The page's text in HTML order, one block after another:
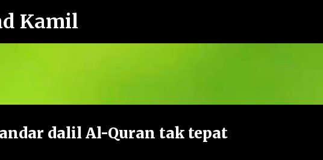
Kamil
dalil Al-Quran tak tepat